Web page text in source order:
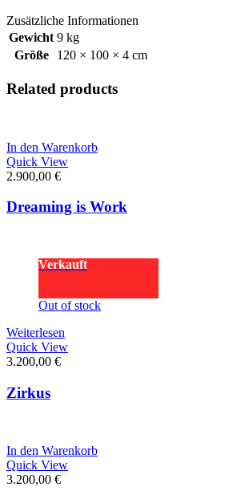
Zusätzliche Informationen
Gewicht 9 kg
Größe
120 × 100 × 4 cm
Related products
In den Warenkorb
Quick View
2.900,00 €
Dreaming is Work
Verkauft
Out of stock
Weiterlesen
Quick View
3.200,00 €
Zirkus
In den Warenkorb
Quick View
3.200,00 €